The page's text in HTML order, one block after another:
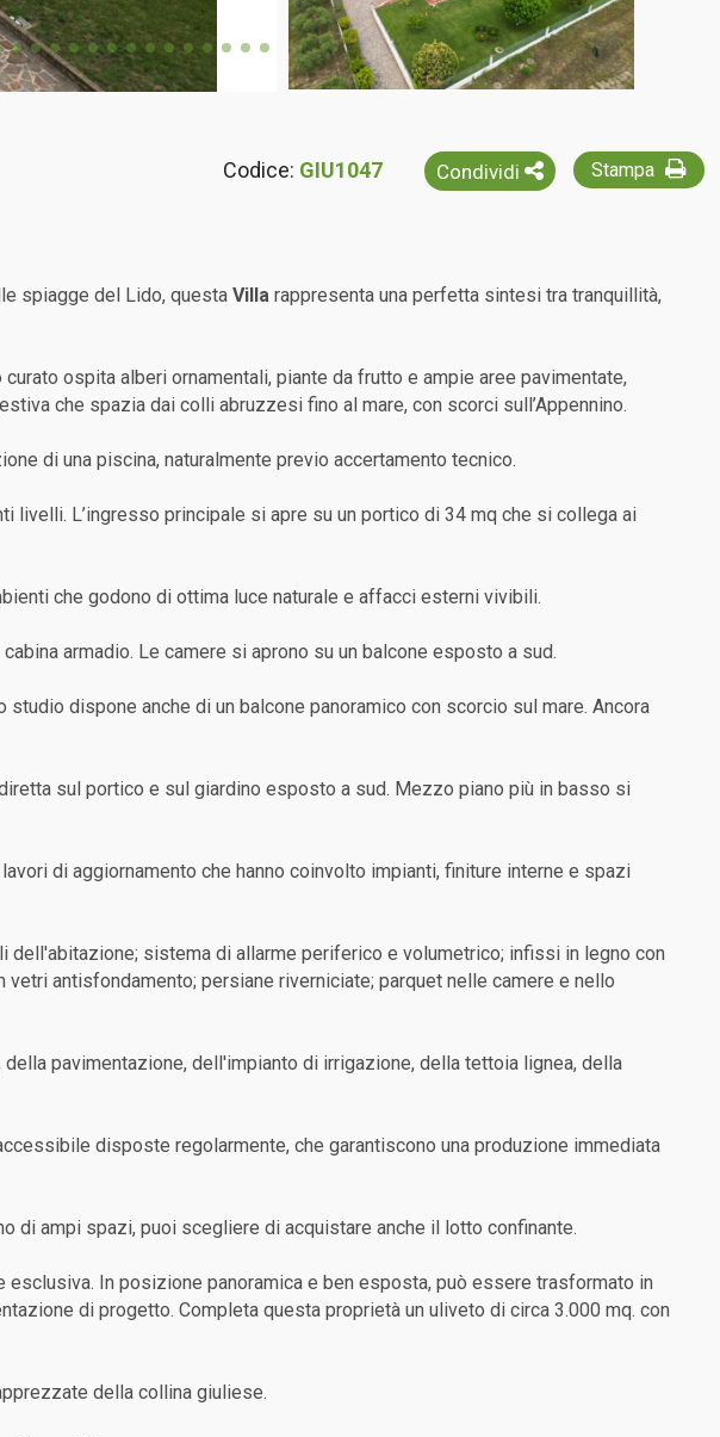
Stampa
Condividi
Codice: GIU1047
spiagge del Lido, questaVilla rappresenta una perfetta sintesi tra tranquillità,
ospita alberi ornamentali, piante da frutto e ampie aree pavimentate,
che spazia dai colli abruzzesi fino al mare, con scorci sull’Appennino.
di una piscina, naturalmente previo accertamento tecnico.
L’ingresso principale si apre su un portico di 34 mq che si collega ai
che godono di ottima luce naturale e affacci esterni vivibili.
armadio. Le camere si aprono su un balcone esposto a sud.
dispone anche di un balcone panoramico con scorcio sul mare. Ancora
sul portico e sul giardino esposto a sud. Mezzo piano più in basso si
di aggiornamento che hanno coinvolto impianti, finiture interne e spazi
sistema di allarme periferico e volumetrico; infissi in legno con
antisfondamento; persiane riverniciate; parquet nelle camere e nello
pavimentazione, dell'impianto di irrigazione, della tettoia lignea, della
disposte regolarmente, che garantiscono una produzione immediata
di ampi spazi, puoi scegliere di acquistare anche il lotto confinante.
In posizione panoramica e ben esposta, può essere trasformato in
di progetto. Completa questa proprietà un uliveto di circa 3.000 mq. con
della collina giuliese.